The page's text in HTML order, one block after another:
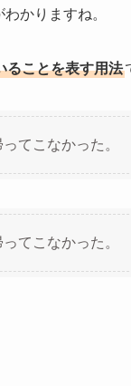
かりますね。
ることを表す用法
ってこなかった。
ってこなかった。